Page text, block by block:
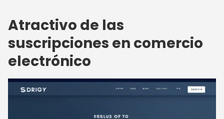
Atractivo de las
suscripciones en comercio
electrónico